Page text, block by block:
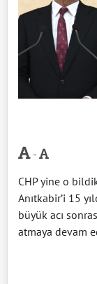
-
CHP yine o
Anıtkabir’i 15
büyük acı
atmaya devam